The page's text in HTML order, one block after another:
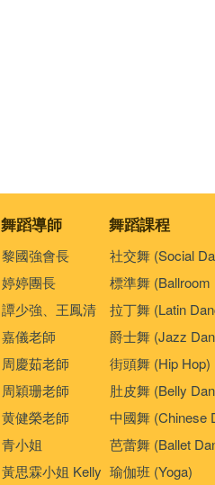
舞蹈導師 舞蹈課程
黎國強會長
婷婷團長
譚少強、王鳳清
嘉儀老師
周慶茹老師
周穎珊老師
黄健榮老師
青小姐
黃思霖小姐 Kelly
社交舞 (Social
標準舞 (Ballroom
拉丁舞 (Latin
爵士舞 (Jazz
街頭舞 (Hip Hop)
肚皮舞 (Belly
中國舞 (Chinese
芭蕾舞 (Ballet
瑜伽班 (Yoga)